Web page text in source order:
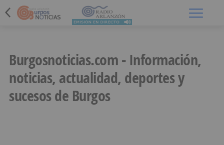
Burgosnoticias.com - Información,
noticias, actualidad, deportes y
sucesos de Burgos